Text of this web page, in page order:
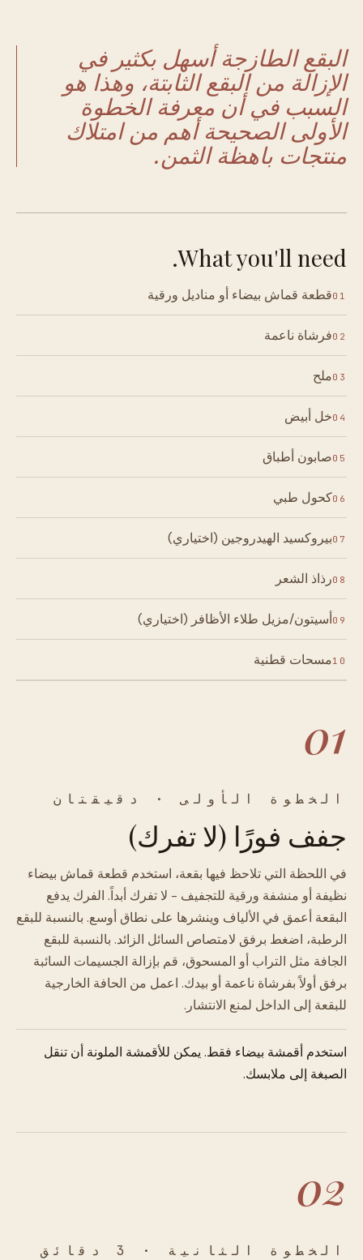
البقع الطازجة أسهل بكثير في
الإزالة من البقع الثابتة، وهذا هو
السبب في أن معرفة الخطوة
الأولى الصحيحة أهم من امتلاك
منتجات باهظة الثمن.
What you'll need.
01قطعة قماش بيضاء أو مناديل ورقية
02فرشاة ناعمة
03ملح
04خل أبيض
05صابون أطباق
06كحول طبي
07بيروكسيد الهيدروجين (اختياري)
08رذاذ الشعر
09أسيتون/مزيل طلاء الأظافر (اختياري)
10مسحات قطنية
01
الخطوة الأولى · دقيقتان
جفف فورًا (لا تفرك)
في اللحظة التي تلاحظ فيها بقعة، استخدم قطعة قماش بيضاء
نظيفة أو منشفة ورقية للتجفيف - لا تفرك أبداً. الفرك يدفع
البقعة أعمق في الألياف وينشرها على نطاق أوسع. بالنسبة للبقع
الرطبة، اضغط برفق لامتصاص السائل الزائد. بالنسبة للبقع
الجافة مثل التراب أو المسحوق، قم بإزالة الجسيمات السائبة
برفق أولاً بفرشاة ناعمة أو بيدك. اعمل من الحافة الخارجية
للبقعة إلى الداخل لمنع الانتشار.
استخدم أقمشة بيضاء فقط. يمكن للأقمشة الملونة أن تنقل
الصبغة إلى ملابسك.
02
الخطوة الثانية · 3 دقائق